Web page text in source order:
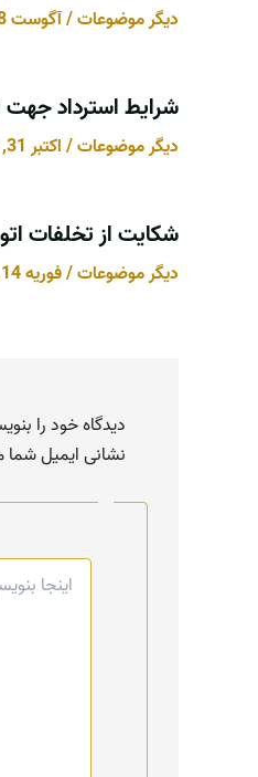
دیگر موضوعات/آگوست 28, 2019
شرایط استرداد جهت
دیگر موضوعات/اکتبر 31, 2019
شکایت از تخلفات
دیگر موضوعات/فوریه 14, 2020
دیدگاه‌ خود را
نشانی ایمیل
اینجا
بنویسید…